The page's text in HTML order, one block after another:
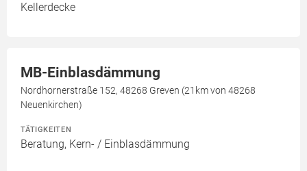
Kellerdecke
MB-Einblasdämmung
Nordhornerstraße 152, 48268 Greven (21km von 48268
Neuenkirchen)
TÄTIGKEITEN
Beratung, Kern- / Einblasdämmung